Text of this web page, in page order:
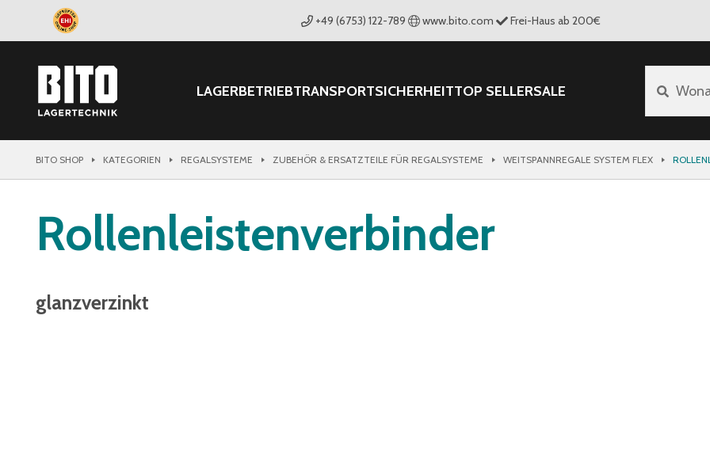
+49 (6753) 122-789 www.bito.com Frei-Haus ab 200€
LAGERBETRIEBTRANSPORTSICHERHEITTOP SELLERSALE
BITO SHOP KATEGORIEN REGALSYSTEME ZUBEHÖR & ERSATZTEILE FÜR REGALSYSTEME WEITSPANNREGALE SYSTEM FLEX
Rollenleistenverbinder
glanzverzinkt